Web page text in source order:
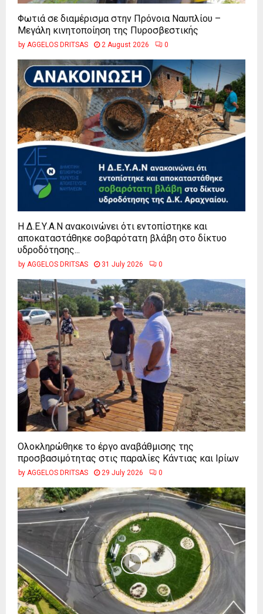
Φωτιά σε διαμέρισμα στην Πρόνοια Ναυπλίου –
Μεγάλη κινητοποίηση της Πυροσβεστικής
by AGGELOS DRITSAS 2 August 2026 0
Η Δ.Ε.Υ.Α.Ν ανακοινώνει ότι εντοπίστηκε και
αποκαταστάθηκε σοβαρότατη βλάβη στο δίκτυο
υδροδότησης...
by AGGELOS DRITSAS 31 July 2026 0
Ολοκληρώθηκε το έργο αναβάθμισης της
προσβασιμότητας στις παραλίες Κάντιας και Ιρίων
by AGGELOS DRITSAS 29 July 2026 0